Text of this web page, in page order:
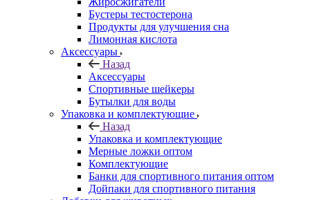
Бустеры тестостерона
Продукты для улучшения сна
Лимонная кислота
Аксессуары
Назад
Аксессуары
Спортивные шейкеры
Бутылки для воды
Упаковка и комплектующие
Назад
Упаковка и комплектующие
Мерные ложки оптом
Комплектующие
Банки для спортивного питания оптом
Дойпаки для спортивного питания